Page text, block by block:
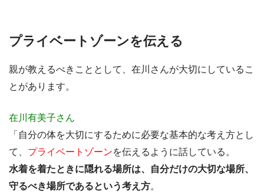
プライベートゾーンを伝える
親が教えるべきこととして、在川さんが大切にしているこ
とがあります。
在川有美子さん
「自分の体を大切にするために必要な基本的な考え方とし
て、 プライベートゾーンを伝えるように話している。
水着を着たときに隠れる場所は、自分だけの大切な場所、
守るべき場所であるという考え方。